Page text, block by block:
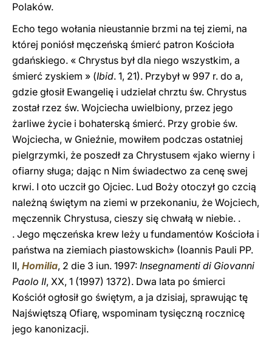
Polaków.
Echo tego wołania nieustannie brzmi na tej ziemi, na
której poniósł męczeńską śmierć patron Kościoła
gdańskiego. « Chrystus był dla niego wszystkim, a
śmierć zyskiem » (Ibid. 1, 21). Przybył w 997 r. do a,
gdzie głosił Ewangelię i udzielał chrztu św. Chrystus
został rzez św. Wojciecha uwielbiony, przez jego
żarliwe życie i bohaterską śmierć. Przy grobie św.
Wojciecha, w Gnieźnie, mowiłem podczas ostatniej
pielgrzymki, że poszedł za Chrystusem «jako wierny i
ofiarny sługa; dając n Nim świadectwo za cenę swej
krwi. I oto uczcił go Ojciec. Lud Boży otoczył go czcią
należną świętym na ziemi w przekonaniu, że Wojciech,
męczennik Chrystusa, cieszy się chwałą w niebie. .
. Jego męczeńska krew leży u fundamentów Kościoła i
państwa na ziemiach piastowskich» (Ioannis Pauli PP.
II, Homilia, 2 die 3 iun. 1997: Insegnamenti di Giovanni
Paolo II, XX, 1 (1997) 1372). Dwa lata po śmierci
Kościół ogłosił go świętym, a ja dzisiaj, sprawując tę
Najświętszą Ofiarę, wspominam tysięczną rocznicę
jego kanonizacji.